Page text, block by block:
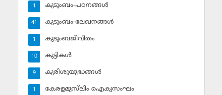
കുടുംബം-പഠനങ്ങള്‍
1
കുടുംബം-ലേഖനങ്ങള്‍
41
കുടുംബജീവിതം
1
കുട്ടികള്‍
10
കുരിശുയുദ്ധങ്ങള്‍
9
കേരളമുസ്‌ലിം ഐക്യസംഘം
1